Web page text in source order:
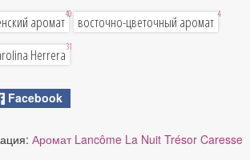
аромат40 восточно-цветочный аромат 4
Herrera31
Facebook
Аромат Lancôme La Nuit Trésor Caresse